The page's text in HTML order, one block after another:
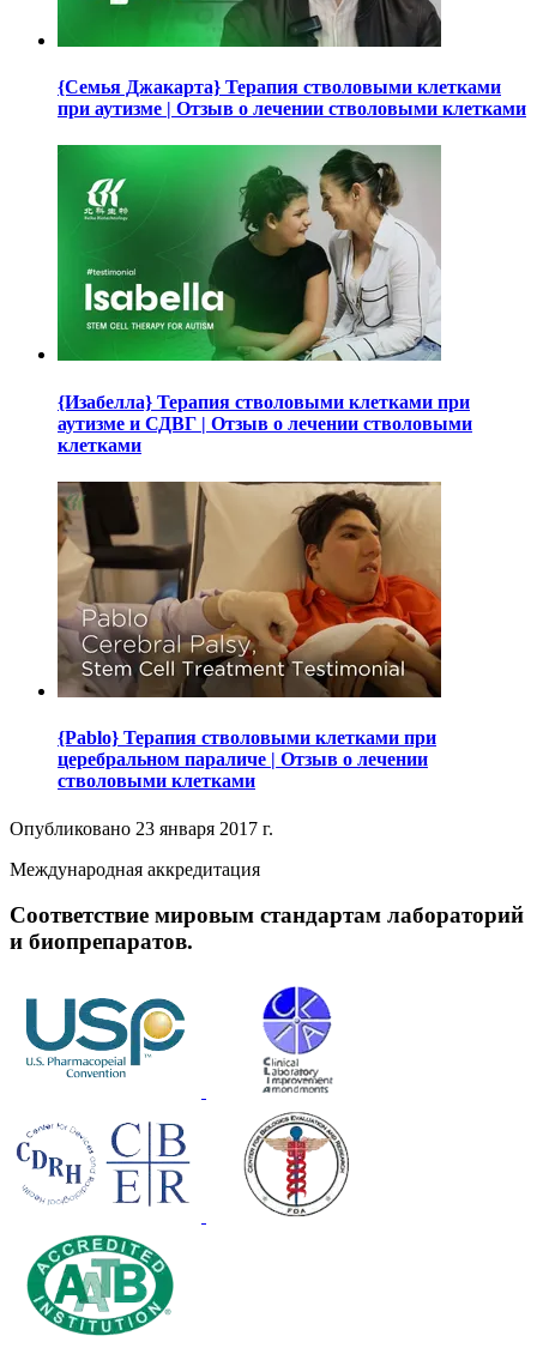
{Семья Джакарта} Терапия стволовыми клетками
при аутизме | Отзыв о лечении стволовыми клетками
{Изабелла} Терапия стволовыми клетками при
аутизме и СДВГ | Отзыв о лечении стволовыми
клетками
{Pablo} Терапия стволовыми клетками при
церебральном параличе | Отзыв о лечении
стволовыми клетками
Опубликовано 23 января 2017 г.
Международная аккредитация
Соответствие мировым стандартам лабораторий
и биопрепаратов.